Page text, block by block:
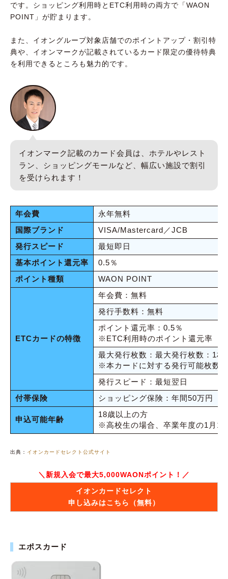
です。ショッピング利用時とETC利用時の両方で「WAON
POINT」が貯まります。
また、イオングループ対象店舗でのポイントアップ・割引特
典や、イオンマークが記載されているカード限定の優待特典
を利用できるところも魅力的です。
イオンマーク記載のカード会員は、ホテルやレスト
ラン、ショッピングモールなど、幅広い施設で割引
を受けられます！
年会費
永年無料
国際ブランド
VISA/Mastercard／JCB
発行スピード
最短即日
基本ポイント還元率
0.5％
ポイント種類
WAON POINT
ETCカードの特徴
年会費：無料
発行手数料：無料
ポイント還元率：0.5％
※ETC利用時のポイント還元率
最大発行枚数：最大発行枚数：1枚
※本カードに対する発行可能枚数
発行スピード：最短翌日
付帯保険
ショッピング保険：年間50万円
申込可能年齢
18歳以上の方
※高校生の場合、卒業年度の1月1
出典： イオンカードセレクト公式サイト
＼新規入会で最大5,000WAONポイント！／
イオンカードセレクト
申し込みはこちら（無料）
エポスカード